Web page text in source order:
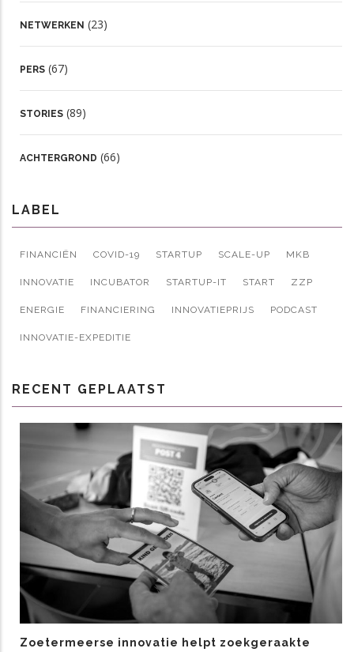
NETWERKEN (23)
PERS (67)
STORIES (89)
ACHTERGROND (66)
LABEL
FINANCIËN COVID-19 STARTUP SCALE-UP MKB
INNOVATIE INCUBATOR STARTUP-IT START ZZP
ENERGIE FINANCIERING INNOVATIEPRIJS PODCAST
INNOVATIE-EXPEDITIE
RECENT GEPLAATST
Zoetermeerse innovatie helpt zoekgeraakte